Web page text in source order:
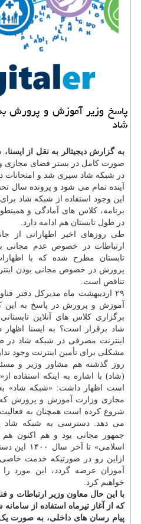
پاسخ وزیر آموزش و پرورش
شاد
به گزارش دیجیتالر به نقل از ایسنا،
صورت کامل در بستر فضای مجازی و
در شبکه شاد سپری شد و امتحانات
آینده تمام می شود و پرونده سال
این وجود استفاده از شبکه شاد
برنامه، کلاس های آمادگی و
در طول تابستان هم ادامه دارد.
طی روزهای اخیر اظهاراتی از
ارتباطات در خصوص عدم مجانی
تابستان مطرح شده که با
تناقض است.
۲۹ اردیبهشت ماه مدیرکل دفتر
آموزش و پرورش در پاسخ به این که
برگزاری کلاس های آنلاین
شاد برقرار است؟ به ایسنا
مشکلی برای تأمین اینترنت وجود
روز گذشته هم مشاور وزیر و
است اظهار داشت: «شبکه شاد»
مجازی وزارت آموزش و پرورش
شروع کرده است همچنان به فعالیت
می دهد. دسترسی به شبکه شاد
جمهور مجانی بود و هم اکنون
اسلامی»
ازاین رو در صورتیکه خدمت
آموزان عرضه گردد، این مورد
خواهیم کرد.
با این حال معاون وزیر ارتباطات و
که از آغاز تیرماه استفاده از
پیام رسان های داخلی، به صورت